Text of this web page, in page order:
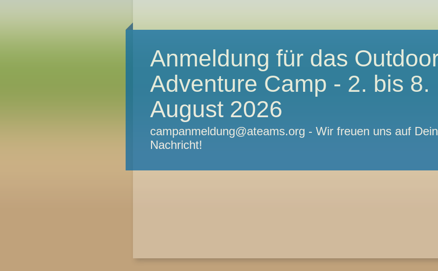
Anmeldung für das
Adventure Camp - 2. bis 8.
August 2026
campanmeldung@ateams.org - Wir freuen uns auf
Nachricht!